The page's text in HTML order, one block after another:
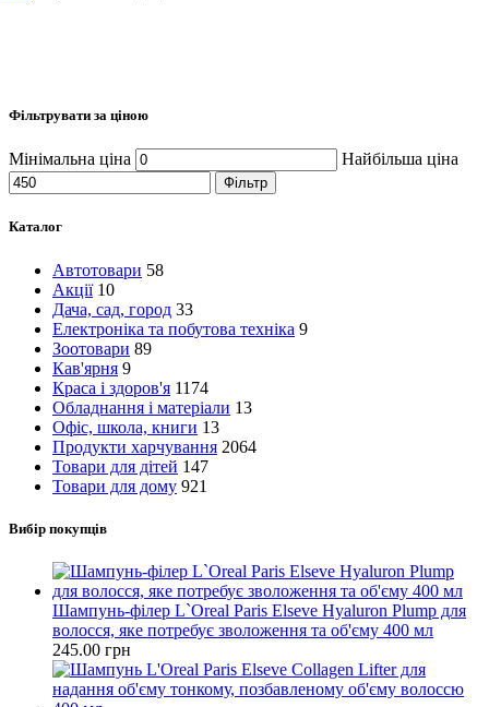
Фільтрувати за ціною
Мінімальна ціна Найбільша ціна
Фільтр
Каталог
Автотовари 58
Акції 10
Дача, сад, город 33
Електроніка та побутова техніка 9
Зоотовари 89
Кав'ярня 9
Краса і здоров'я 1174
Обладнання і матеріали 13
Офіс, школа, книги 13
Продукти харчування 2064
Товари для дітей 147
Товари для дому 921
Вибір покупців
Шампунь-філер L`Oreal Paris Elseve Hyaluron Plump для
волосся, яке потребує зволоження та об'єму 400 мл
245.00 грн